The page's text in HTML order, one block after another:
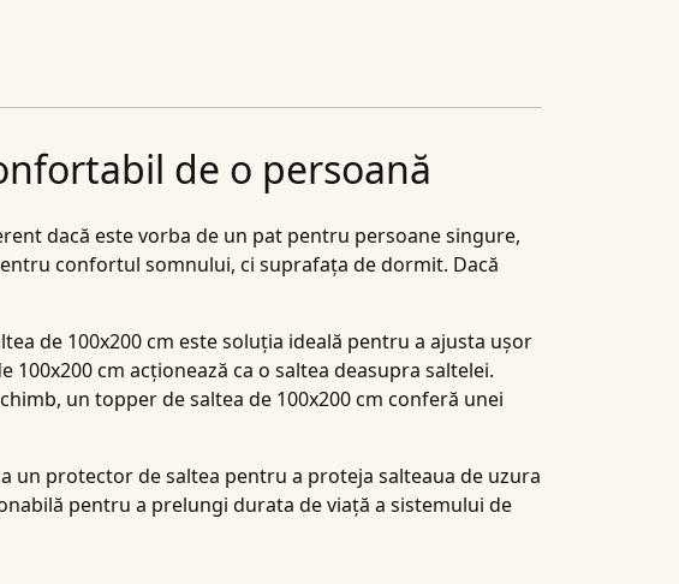
de o persoană
dacă este vorba de un pat pentru persoane singure,
confortul somnului, ci suprafața de dormit. Dacă
de 100x200 cm este soluția ideală pentru a ajusta ușor
cm acționează ca o saltea deasupra saltelei.
un topper de saltea de 100x200 cm conferă unei
un protector de saltea pentru a proteja salteaua de uzura
pentru a prelungi durata de viață a sistemului de